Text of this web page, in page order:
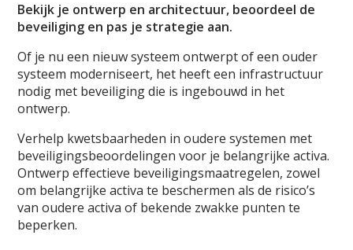
Bekijk je ontwerp en architectuur, beoordeel de
beveiliging en pas je strategie aan.
Of je nu een nieuw systeem ontwerpt of een ouder
systeem moderniseert, het heeft een infrastructuur
nodig met beveiliging die is ingebouwd in het
ontwerp.
Verhelp kwetsbaarheden in oudere systemen met
beveiligingsbeoordelingen voor je belangrijke activa.
Ontwerp effectieve beveiligingsmaatregelen, zowel
om belangrijke activa te beschermen als de risico’s
van oudere activa of bekende zwakke punten te
beperken.